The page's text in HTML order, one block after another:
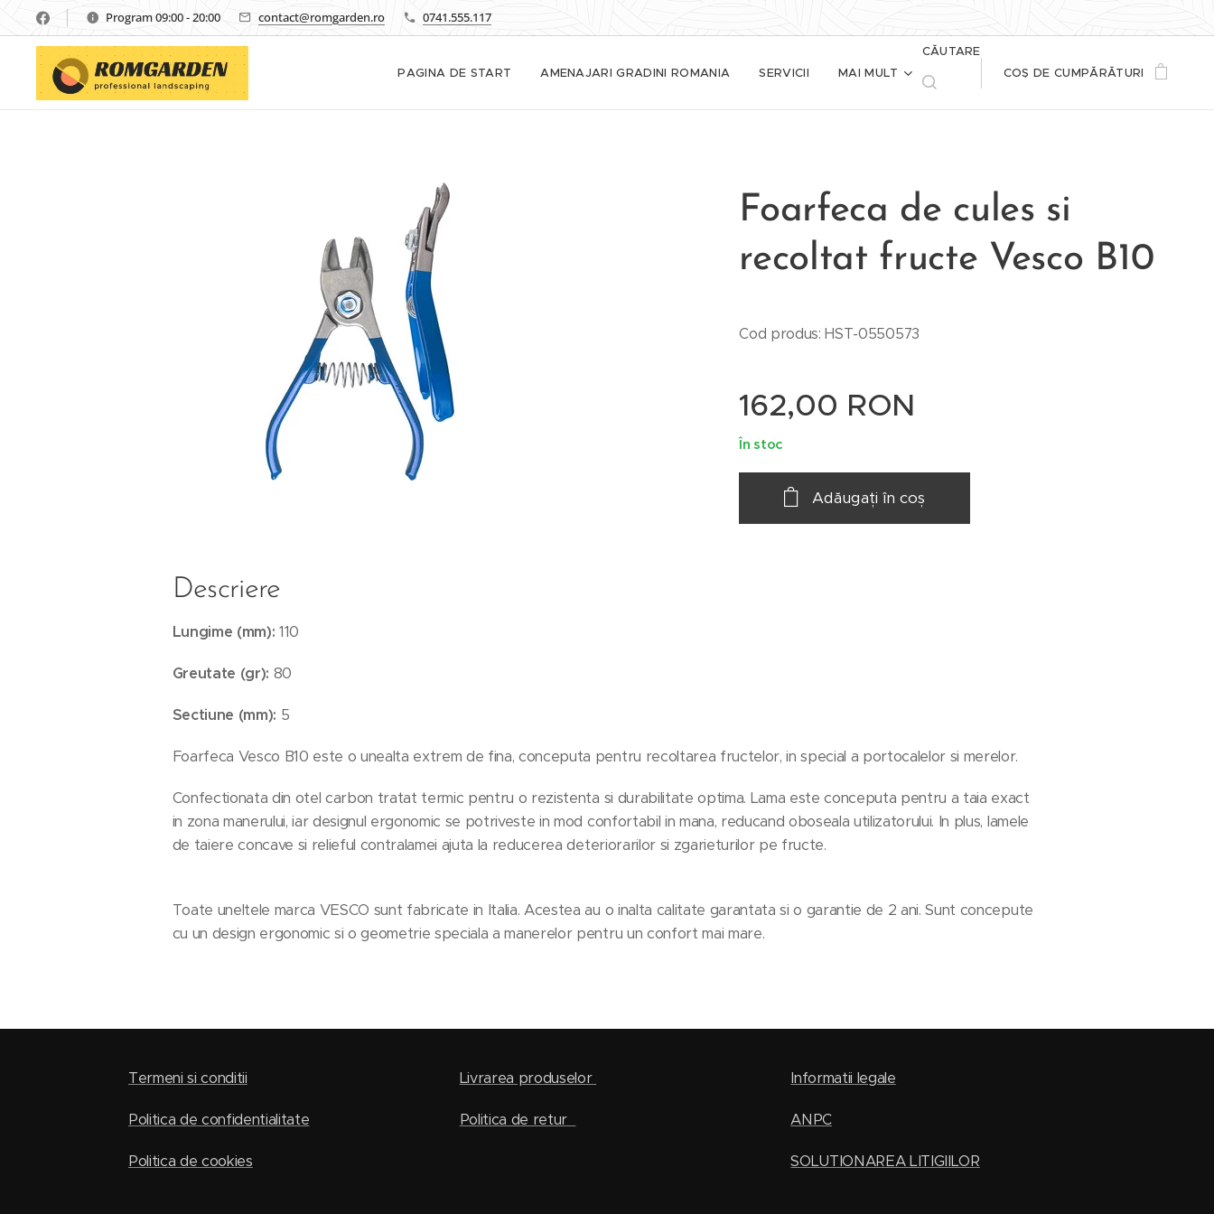
Program 09:00 - 20:00 contact@romgarden.ro 0741.555.117
PAGINA DE START AMENAJARI GRADINI ROMANIA SERVICII MAI MULT
CĂUTARE
COȘ DE CUMPĂRĂTURI
Foarfeca de cules si
recoltat fructe Vesco B10
Cod produs: HST-0550573
162,00 RON
În stoc
Adăugați în coș
Descriere
Lungime (mm): 110
Greutate (gr): 80
Sectiune (mm): 5
Foarfeca Vesco B10 este o unealta extrem de fina, conceputa pentru recoltarea fructelor, in special a portocalelor si merelor.
Confectionata din otel carbon tratat termic pentru o rezistenta si durabilitate optima. Lama este conceputa pentru a taia exact
in zona manerului, iar designul ergonomic se potriveste in mod confortabil in mana, reducand oboseala utilizatorului. In plus, lamele
de taiere concave si relieful contralamei ajuta la reducerea deteriorarilor si zgarieturilor pe fructe.
Toate uneltele marca VESCO sunt fabricate in Italia. Acestea au o inalta calitate garantata si o garantie de 2 ani. Sunt concepute
cu un design ergonomic si o geometrie speciala a manerelor pentru un confort mai mare.
Termeni si conditii
Politica de confidentialitate
Politica de cookies
Livrarea produselor
Politica de retur
Informatii legale
ANPC
SOLUTIONAREA LITIGIILOR